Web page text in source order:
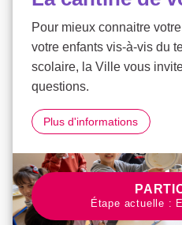
Pour mieux connaitre
votre enfants vis-à-vis du
scolaire, la Ville vous
questions.
La cantine de vos enfants
Plus d'informations
Étape actuelle :